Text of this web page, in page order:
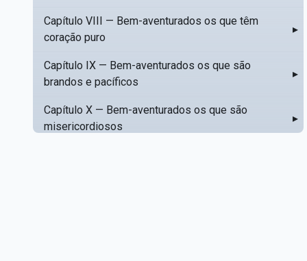
Capítulo VIII — Bem-aventurados os que têm
coração puro
▸
Capítulo IX — Bem-aventurados os que são
brandos e pacíficos
▸
Capítulo X — Bem-aventurados os que são
misericordiosos
▸